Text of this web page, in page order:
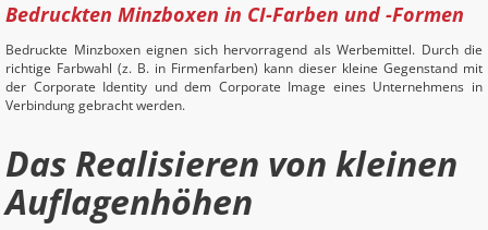
Bedruckten Minzboxen in CI-Farben und -Formen
Bedruckte Minzboxen eignen sich hervorragend als Werbemittel. Durch die
richtige Farbwahl (z. B. in Firmenfarben) kann dieser kleine Gegenstand mit
der Corporate Identity und dem Corporate Image eines Unternehmens in
Verbindung gebracht werden.
Das Realisieren von kleinen
Auflagenhöhen